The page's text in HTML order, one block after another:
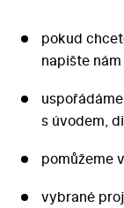
pokud
napište
s úvodem,
pomůžeme
vybrané